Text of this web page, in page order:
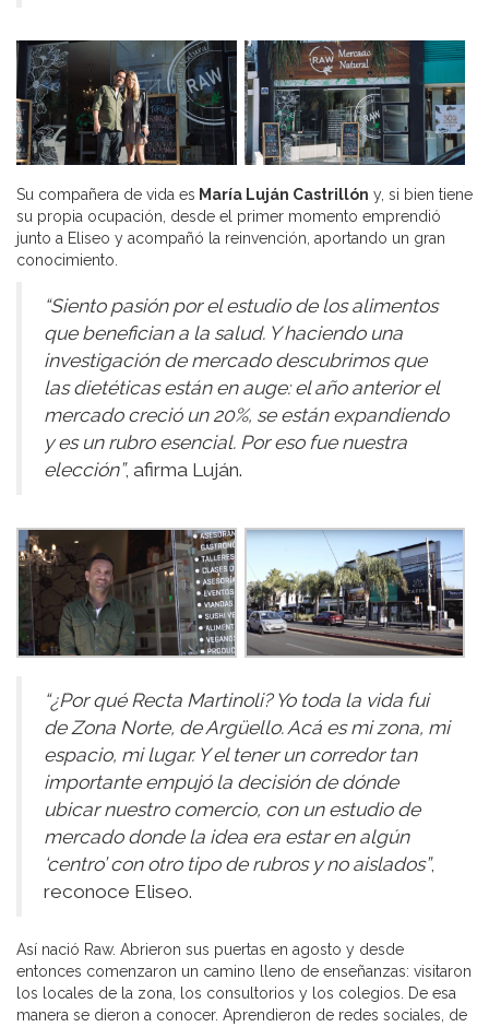
Su compañera de vida es María Luján Castrillón y, si bien tiene
su propia ocupación, desde el primer momento emprendió
junto a Eliseo y acompañó la reinvención, aportando un gran
conocimiento.
“Siento pasión por el estudio de los alimentos
que benefician a la salud. Y haciendo una
investigación de mercado descubrimos que
las dietéticas están en auge: el año anterior el
mercado creció un 20%, se están expandiendo
y es un rubro esencial. Por eso fue nuestra
elección”, afirma Luján.
“¿Por qué Recta Martinoli? Yo toda la vida fui
de Zona Norte, de Argüello. Acá es mi zona, mi
espacio, mi lugar. Y el tener un corredor tan
importante empujó la decisión de dónde
ubicar nuestro comercio, con un estudio de
mercado donde la idea era estar en algún
‘centro’ con otro tipo de rubros y no aislados”,
reconoce Eliseo.
Así nació Raw. Abrieron sus puertas en agosto y desde
entonces comenzaron un camino lleno de enseñanzas: visitaron
los locales de la zona, los consultorios y los colegios. De esa
manera se dieron a conocer. Aprendieron de redes sociales, de